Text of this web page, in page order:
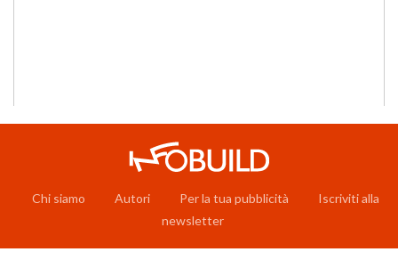
Chi siamo Autori Per la tua pubblicità
Iscriviti alla
newsletter